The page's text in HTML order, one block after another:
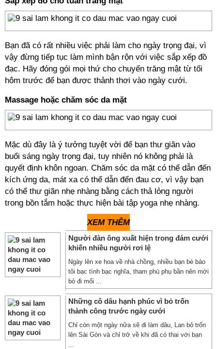
Bạn đã có rất nhiều việc phải làm cho ngày trọng đại, vì
vậy đừng tiếp tục làm mình bận rộn với việc sắp xếp đồ
đạc. Hãy đóng gói mọi thứ cho chuyến trăng mật từ tối
hôm trước để bạn được thảnh thơi vào ngày cưới.
Massage hoặc chăm sóc da mặt
Mặc dù đây là ý tưởng tuyệt vời để bạn thư giãn vào
buổi sáng ngày trọng đại, tuy nhiên nó không phải là
quyết định khôn ngoan. Chăm sóc da mặt có thể dẫn đến
kích ứng da, mát xa có thể dẫn đến đau cơ, vì vậy bạn
có thể thư giãn nhẹ nhàng bằng cách thả lỏng người
trong bồn tắm hoặc thực hiện bài tập yoga nhẹ nhàng.
XEM THÊM
Người đàn ông xuất hiện trong đám cưới
khiến nhiều người rơi lệ
Ngày lên xe hoa về nhà chồng, nhiều bạn bè bảo
tôi bạc tình bạc nghĩa, tham phú phụ bần nên mới
bỏ đi mối ...
Những cô dâu hạnh phúc vì bỏ trốn
thành công trước ngày cưới
Chỉ còn một ngày nữa sẽ đi làm dâu, Lan bỏ trốn
lên Sài Gòn và chỉ trở về khi đã có thai với bạn
...